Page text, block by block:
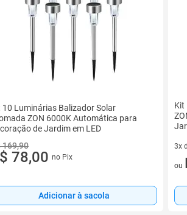
10 Luminárias Balizador Solar
ZON 6000K Automática para
de Jardim em LED
169,90
78,00 no Pix
Adicionar à sacola
Kit
3x
3
ou